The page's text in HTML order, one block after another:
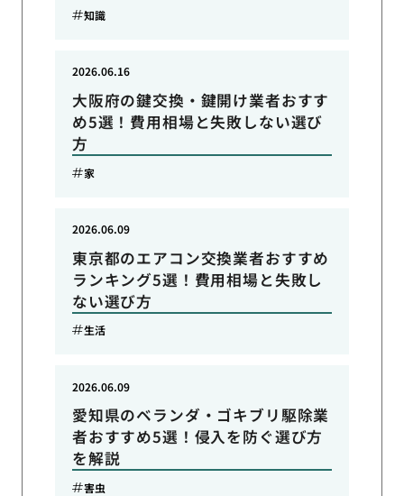
知識
大阪府の鍵交換・鍵開け業者おすす
め5選！費用相場と失敗しない選び
方
2026.06.16
家
東京都のエアコン交換業者おすすめ
ランキング5選！費用相場と失敗し
ない選び方
2026.06.09
生活
愛知県のベランダ・ゴキブリ駆除業
者おすすめ5選！侵入を防ぐ選び方
を解説
2026.06.09
害虫